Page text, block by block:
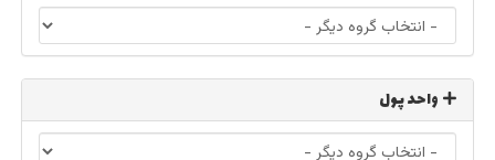
واحد پول